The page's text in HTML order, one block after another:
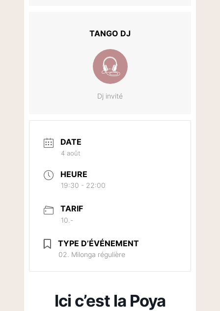
TANGO DJ
Dj invité
DATE
4 août
HEURE
19:30 - 22:00
TARIF
10.-
TYPE D’ÉVÉNEMENT
02. Milonga régulière
Ici c’est la Poya